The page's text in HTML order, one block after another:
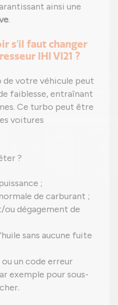
ainsi une
.
s'il faut changer
IHI VI21 ?
de votre véhicule peut
faiblesse, entraînant
Ce turbo peut être
voitures
?
;
de carburant ;
dégagement de
sans aucune fuite
un code erreur
exemple pour sous-